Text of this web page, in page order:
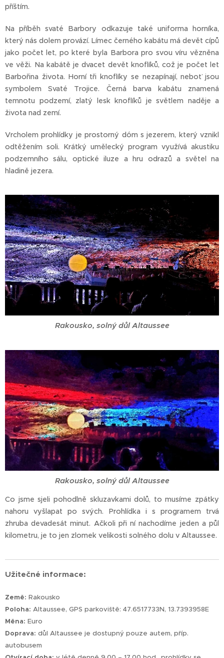
příštím.
Na příběh svaté Barbory odkazuje také uniforma horníka,
který nás dolem provází. Límec černého kabátu má devět cípů
jako počet let, po které byla Barbora pro svou víru vězněna
ve věži. Na kabátě je dvacet devět knoflíků, což je počet let
Barbořina života. Horní tři knoflíky se nezapínají, neboť jsou
symbolem Svaté Trojice. Černá barva kabátu znamená
temnotu podzemí, zlatý lesk knoflíků je světlem naděje a
života nad zemí.
Vrcholem prohlídky je prostorný dóm s jezerem, který vznikl
odtěžením soli. Krátký umělecký program využívá akustiku
podzemního sálu, optické iluze a hru odrazů a světel na
hladině jezera.
Rakousko, solný důl Altaussee
Rakousko, solný důl Altaussee
Co jsme sjeli pohodlně skluzavkami dolů, to musíme zpátky
nahoru vyšlapat po svých. Prohlídka i s programem trvá
zhruba devadesát minut. Ačkoli při ní nachodíme jeden a půl
kilometru, je to jen zlomek velikosti solného dolu v Altaussee.
Užitečné informace:
Země: Rakousko
Poloha: Altaussee, GPS parkoviště: 47.6517733N, 13.7393958E
Měna: Euro
Doprava: důl Altaussee je dostupný pouze autem, příp.
autobusem